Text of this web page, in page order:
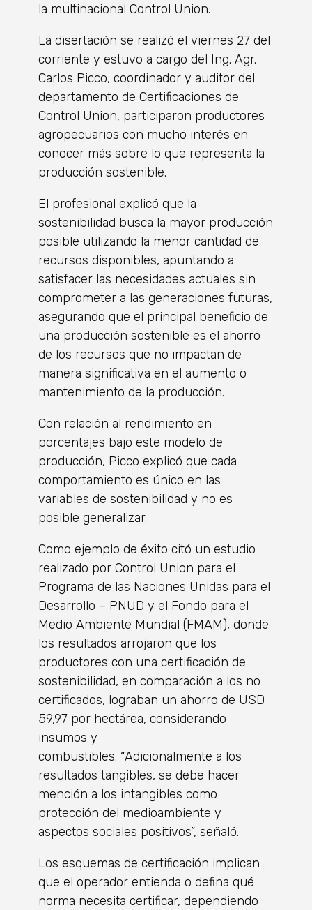
la multinacional Control Union.
La disertación se realizó el viernes 27 del
corriente y estuvo a cargo del Ing. Agr.
Carlos Picco, coordinador y auditor del
departamento de Certificaciones de
Control Union, participaron productores
agropecuarios con mucho interés en
conocer más sobre lo que representa la
producción sostenible.
El profesional explicó que la
sostenibilidad busca la mayor producción
posible utilizando la menor cantidad de
recursos disponibles, apuntando a
satisfacer las necesidades actuales sin
comprometer a las generaciones futuras,
asegurando que el principal beneficio de
una producción sostenible es el ahorro
de los recursos que no impactan de
manera significativa en el aumento o
mantenimiento de la producción.
Con relación al rendimiento en
porcentajes bajo este modelo de
producción, Picco explicó que cada
comportamiento es único en las
variables de sostenibilidad y no es
posible generalizar.
Como ejemplo de éxito citó un estudio
realizado por Control Union para el
Programa de las Naciones Unidas para el
Desarrollo – PNUD y el Fondo para el
Medio Ambiente Mundial (FMAM), donde
los resultados arrojaron que los
productores con una certificación de
sostenibilidad, en comparación a los no
certificados, lograban un ahorro de USD
59,97 por hectárea, considerando
insumos y
combustibles. “Adicionalmente a los
resultados tangibles, se debe hacer
mención a los intangibles como
protección del medioambiente y
aspectos sociales positivos”, señaló.
Los esquemas de certificación implican
que el operador entienda o defina qué
norma necesita certificar, dependiendo